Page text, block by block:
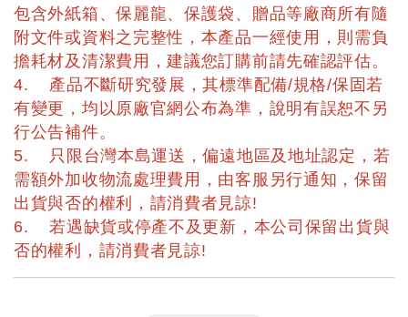
包含外紙箱、保麗龍、保護袋、贈品等廠商所有隨
附文件或資料之完整性，本產品一經使用，則需負
擔耗材及清潔費用，建議您訂購前請先確認評估。
4. 產品不斷研究發展，其標準配備/規格/保固若
有變更，均以原廠官網公布為準，說明有誤恕不另
行公告補件。
5. 只限台灣本島運送，偏遠地區及地址認定，若
需額外加收物流處理費用，由客服另行通知，保留
出貨與否的權利，請消費者見諒!
6. 若遇缺貨或停產不及更新，本公司保留出貨與
否的權利，請消費者見諒!